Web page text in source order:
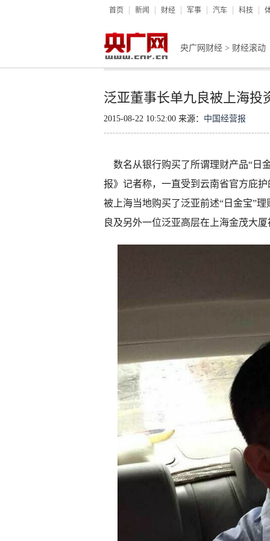
首页 新闻 财经 军事 汽车 科技
央广网财经 > 财经滚动
泛亚董事长单九良被上海投
2015-08-22 10:52:00 来源： 中国经营报
数名从银行购买了所谓理财产品“日
报》记者称，一直受到云南省官方庇
被上海当地购买了泛亚前述“日金宝”
良及另外一位泛亚高层在上海金茂大